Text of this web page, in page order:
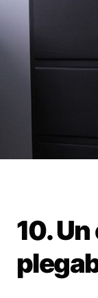
10.